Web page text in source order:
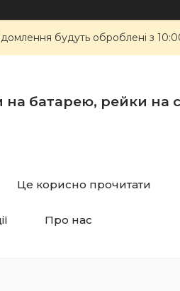
будуть оброблені з
батарею, рейки на
Це корисно прочитати
Про нас